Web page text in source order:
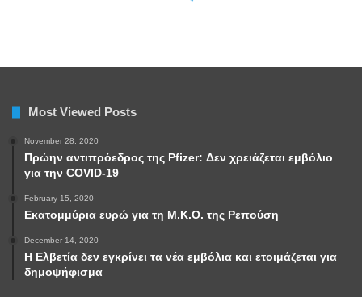
Most Viewed Posts
November 28, 2020
Πρώην αντιπρόεδρος της Pfizer: Δεν χρειάζεται εμβόλιο
για την COVID-19
February 15, 2020
Εκατομμύρια ευρώ για τη Μ.Κ.Ο. της Ρεπούση
December 14, 2020
Η Ελβετία δεν εγκρίνει τα νέα εμβόλια και ετοιμάζεται για
δημοψήφισμα